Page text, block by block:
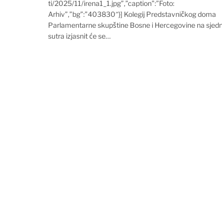
ti/2025/11/irena1_1.jpg”,”caption”:”Foto:
Arhiv”,”bg”:”403830″}] Kolegij Predstavničkog doma
Parlamentarne skupštine Bosne i Hercegovine na
sutra izjasnit će se…